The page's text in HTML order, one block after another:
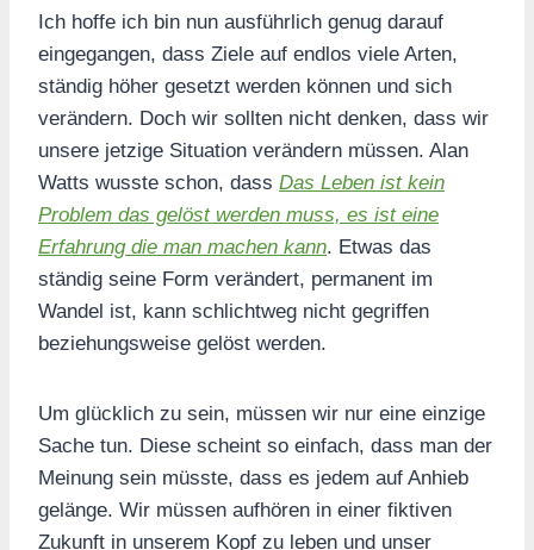
Ich hoffe ich bin nun ausführlich genug darauf
eingegangen, dass Ziele auf endlos viele Arten,
ständig höher gesetzt werden können und sich
verändern. Doch wir sollten nicht denken, dass wir
unsere jetzige Situation verändern müssen. Alan
Watts wusste schon, dass Das Leben ist kein
Problem das gelöst werden muss, es ist eine
Erfahrung die man machen kann. Etwas das
ständig seine Form verändert, permanent im
Wandel ist, kann schlichtweg nicht gegriffen
beziehungsweise gelöst werden.
Um glücklich zu sein, müssen wir nur eine einzige
Sache tun. Diese scheint so einfach, dass man der
Meinung sein müsste, dass es jedem auf Anhieb
gelänge. Wir müssen aufhören in einer fiktiven
Zukunft in unserem Kopf zu leben und unser